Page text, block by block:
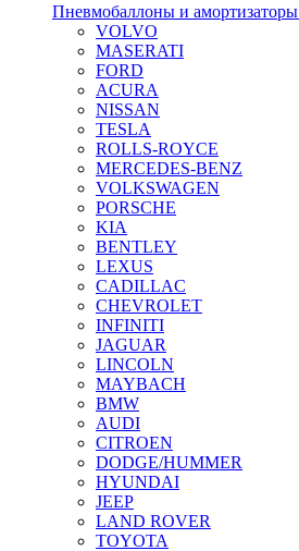
Пневмобаллоны и амортизаторы
VOLVO
MASERATI
FORD
ACURA
NISSAN
TESLA
ROLLS-ROYCE
MERCEDES-BENZ
VOLKSWAGEN
PORSCHE
KIA
BENTLEY
LEXUS
CADILLAC
CHEVROLET
INFINITI
JAGUAR
LINCOLN
MAYBACH
BMW
AUDI
CITROEN
DODGE/HUMMER
HYUNDAI
JEEP
LAND ROVER
TOYOTA